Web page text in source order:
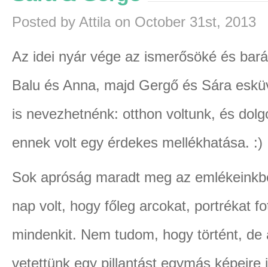
Posted by Attila on October 31st, 2013
Az idei nyár vége az ismerősöké és
Balu és Anna, majd Gergő és Sára
is nevezhetnénk: otthon voltunk, és
ennek volt egy érdekes mellékhatása. :)
Sok apróság maradt meg az
nap volt, hogy főleg arcokat, portrékat
mindenkit. Nem tudom, hogy történt,
vetettünk egy pillantást egymás